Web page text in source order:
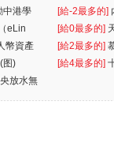
一
中港學
[給-2最多的]
人
eLin
[給0最多的]
幣資產 [給2最多的]
图) [給4最多的]
放水無